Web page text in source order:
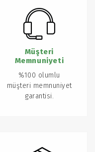
Müşteri
Memnuniyeti
%100 olumlu
müşteri memnuniyet
garantisi.